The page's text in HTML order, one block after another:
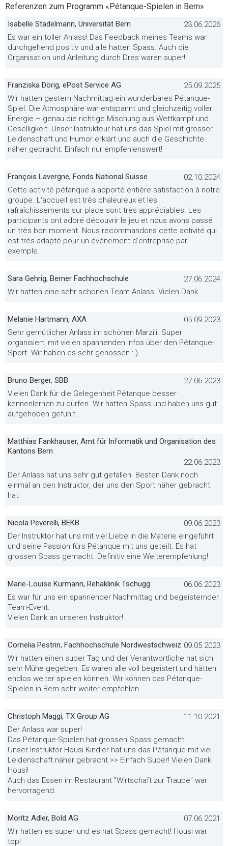
Referenzen zum Programm «Pétanque-Spielen in Bern»
Isabelle Stadelmann, Universität Bern
23.06.2026
Es war ein toller Anlass! Das Feedback meines Teams war
durchgehend positiv und alle hatten Spass. Auch die
Organisation und Anleitung durch Dres waren super!
Franziska Dörig, ePost Service AG
25.09.2025
Wir hatten gestern Nachmittag ein wunderbares Pétanque-
Spiel. Die Atmosphäre war entspannt und gleichzeitig voller
Energie – genau die richtige Mischung aus Wettkampf und
Geselligkeit. Unser Instrukteur hat uns das Spiel mit grosser
Leidenschaft und Humor erklärt und auch die Geschichte
näher gebracht. Einfach nur empfehlenswert!
François Lavergne, Fonds National Suisse
02.10.2024
Cette activité pétanque a apporté entière satisfaction à notre
groupe. L'accueil est très chaleureux et les
rafraîchissements sur place sont très appréciables. Les
participants ont adoré découvrir le jeu et nous avons passé
un très bon moment. Nous recommandons cette activité qui
est très adapté pour un événement d'entreprise par
exemple.
Sara Gehrig, Berner Fachhochschule
27.06.2024
Wir hatten eine sehr schönen Team-Anlass. Vielen Dank
Melanie Hartmann, AXA
05.09.2023
Sehr gemütlicher Anlass im schönen Marzili. Super
organisiert, mit vielen spannenden Infos über den Pétanque-
Sport. Wir haben es sehr genossen :-)
Bruno Berger, SBB
27.06.2023
Vielen Dank für die Gelegenheit Pétanque besser
kennenlernen zu dürfen. Wir hatten Spass und haben uns gut
aufgehoben gefühlt.
Matthias Fankhauser, Amt für Informatik und Organisation des
Kantons Bern
22.06.2023
Der Anlass hat uns sehr gut gefallen. Besten Dank noch
einmal an den Instruktor, der uns den Sport näher gebracht
hat.
Nicola Peverelli, BEKB
09.06.2023
Der Instruktor hat uns mit viel Liebe in die Materie eingeführt
und seine Passion fürs Pétanque mit uns geteilt. Es hat
grossen Spass gemacht. Definitiv eine Weiterempfehlung!
Marie-Louise Kurmann, Rehaklinik Tschugg
06.06.2023
Es war für uns ein spannender Nachmittag und begeisternder
Team-Event.
Vielen Dank an unseren Instruktor!
Cornelia Pestrin, Fachhochschule Nordwestschweiz 09.05.2023
Wir hatten einen super Tag und der Verantwortliche hat sich
sehr Mühe gegeben. Es waren alle voll begeistert und hätten
endlos weiter spielen können. Wir können das Pétanque-
Spielen in Bern sehr weiter empfehlen.
Christoph Maggi, TX Group AG
11.10.2021
Der Anlass war super!
Das Pétanque-Spielen hat grossen Spass gemacht.
Unser Instruktor Housi Kindler hat uns das Pétanque mit viel
Leidenschaft näher gebracht >> Einfach Super! Vielen Dank
Housi!
Auch das Essen im Restaurant "Wirtschaft zur Traube" war
hervorragend.
Moritz Adler, Bold AG
07.06.2021
Wir hatten es super und es hat Spass gemacht! Housi war
top!